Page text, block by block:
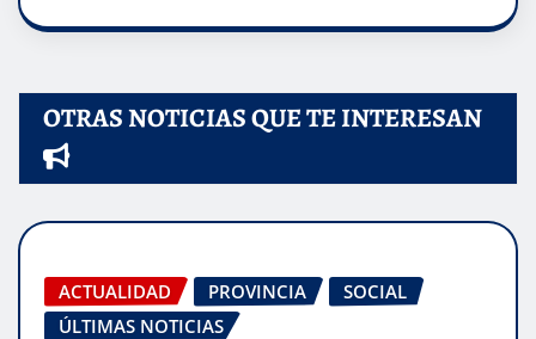
OTRAS NOTICIAS QUE TE INTERESAN
ACTUALIDAD PROVINCIA
SOCIAL
ÚLTIMAS NOTICIAS